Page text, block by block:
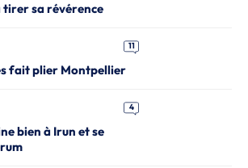
tirer sa révérence
11
fait plier Montpellier
4
bien à Irun et se